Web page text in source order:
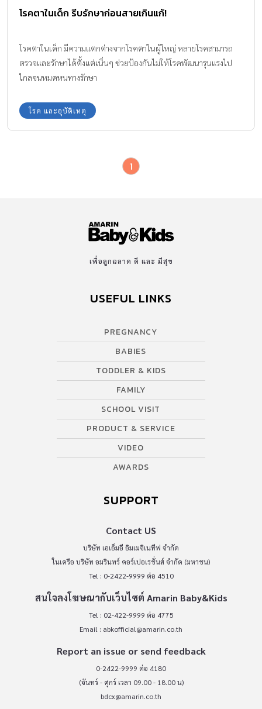
โรคตาในเด็ก รีบรักษาก่อนสายเกินแก้!
โรคตาในเด็ก มีความแตกต่างจากโรคตาในผู้ใหญ่ หลายโรคสามารถ
ตรวจและรักษาได้ตั้งแต่เนิ่นๆ ช่วยป้องกันไม่ให้โรคพัฒนารุนแรงไป
ไกลจนหมดหนทางรักษา
โรค และอุบัติเหตุ
1
เพื่อลูกฉลาด ดี และ มีสุข
USEFUL LINKS
PREGNANCY
BABIES
TODDLER & KIDS
FAMILY
SCHOOL VISIT
PRODUCT & SERVICE
VIDEO
AWARDS
SUPPORT
Contact US
บริษัท เอเอ็มอี อิมเมจิเนทีฟ จำกัด
ในเครือ บริษัท อมรินทร์ คอร์เปอเรชั่นส์ จำกัด (มหาชน)
Tel : 0-2422-9999 ต่อ 4510
สนใจลงโฆษณากับเว็บไซต์ Amarin Baby&Kids
Tel : 02-422-9999 ต่อ 4775
Email : abkofficial@amarin.co.th
Report an issue or send feedback
0-2422-9999 ต่อ 4180
(จันทร์ - ศุกร์ เวลา 09.00 - 18.00 น)
bdcx@amarin.co.th